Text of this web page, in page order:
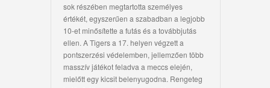
sok részében megtartotta személyes
értékét, egyszerűen a szabadban a legjobb
10-et minősítette a futás és a továbbjutás
ellen. A Tigers a 17. helyen végzett a
pontszerzési védelemben, jellemzően több
masszív játékot feladva a meccs elején,
mielőtt egy kicsit belenyugodna. Rengeteg